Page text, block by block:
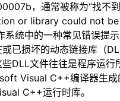
，通常被称为“找不
or library could not
系统中的一种常见错误提
已损坏的动态链接库（
DLL文件往往是程序运行
Visual C++编译器生成
C++运行时库。